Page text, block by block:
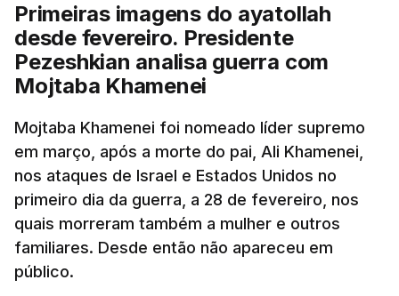
Primeiras imagens do ayatollah
desde fevereiro. Presidente
Pezeshkian analisa guerra com
Mojtaba Khamenei
Mojtaba Khamenei foi nomeado líder supremo
em março, após a morte do pai, Ali Khamenei,
nos ataques de Israel e Estados Unidos no
primeiro dia da guerra, a 28 de fevereiro, nos
quais morreram também a mulher e outros
familiares. Desde então não apareceu em
público.